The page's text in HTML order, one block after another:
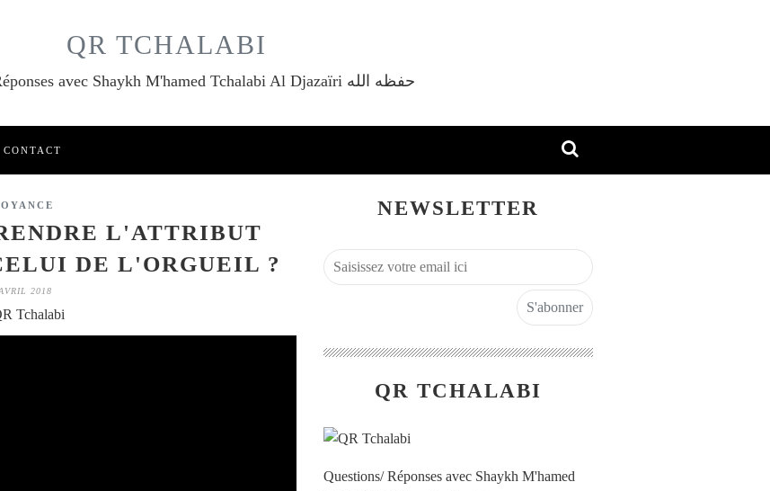
QR TCHALABI
Questions/ Réponses avec Shaykh M'hamed Tchalabi Al Djazaïri حفظه الله
CONTACT
L'ATTRIBUT
DE L'ORGUEIL ?
2018
Tchalabi
NEWSLETTER
QR TCHALABI
Questions/ Réponses avec Shaykh M'hamed